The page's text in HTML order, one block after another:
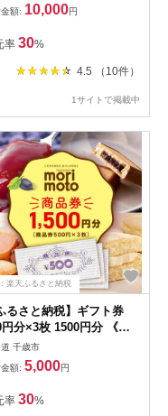
額: 10,000円
率 30%
4.5 （10件）
1サイトで掲載中
楽天ふるさと納税
るさと納税】ギフト券
分×3枚 1500円分 《も
と》お買い物券 商品券
物 お菓子 スイーツ【北
】北海道ふるさと納税 菓
グルメ 洋菓子【北海道千
】ギフト ふるさと納税
千歳市
額: 5,000円
率 30%